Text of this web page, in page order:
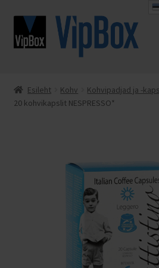
Liigu
navigeerimisele
Liigu
sisu
juurde
Espresso Italiano
Müügitingimused
Esileht Kohv Kohvipadjad ja -
20 kohvikapslit NESPRESSO*